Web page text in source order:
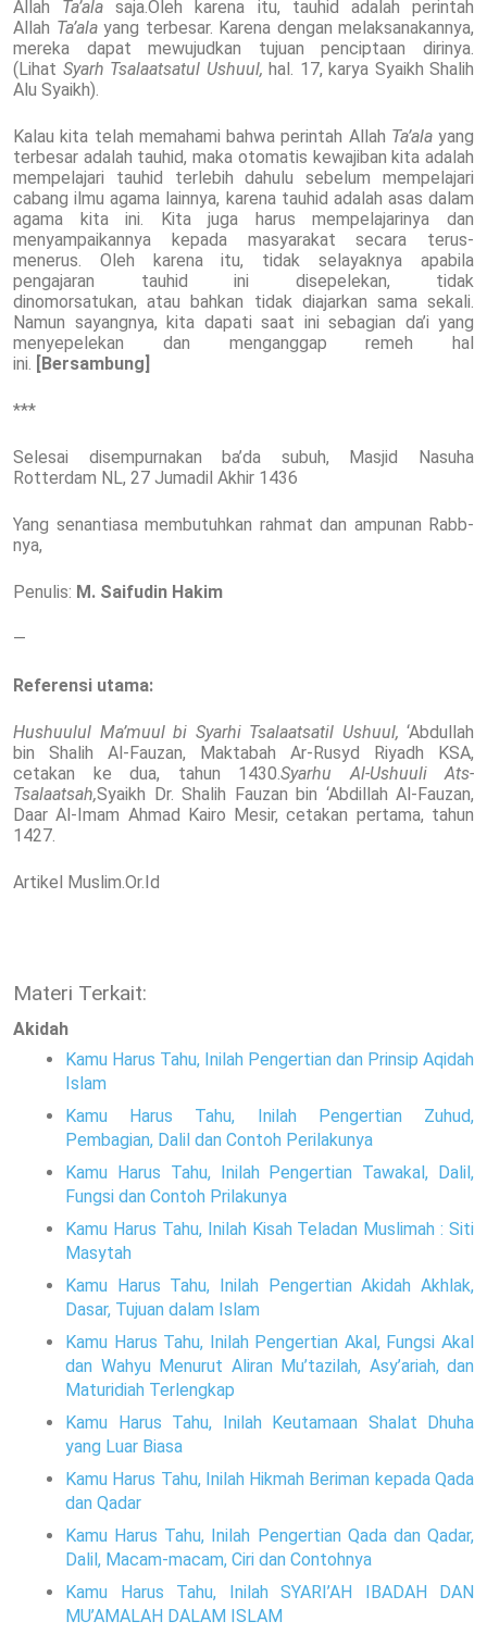
Allah Ta’alasaja.Oleh karena itu, tauhid adalah perintah
Allah Ta’ala yang terbesar. Karena dengan melaksanakannya,
mereka dapat mewujudkan tujuan penciptaan dirinya.
(Lihat Syarh Tsalaatsatul Ushuul, hal. 17, karya Syaikh Shalih
Alu Syaikh).
Kalau kita telah memahami bahwa perintah Allah Ta’ala yang
terbesar adalah tauhid, maka otomatis kewajiban kita adalah
mempelajari tauhid terlebih dahulu sebelum mempelajari
cabang ilmu agama lainnya, karena tauhid adalah asas dalam
agama kita ini. Kita juga harus mempelajarinya dan
menyampaikannya kepada masyarakat secara terus-
menerus. Oleh karena itu, tidak selayaknya apabila
pengajaran tauhid ini disepelekan, tidak
dinomorsatukan, atau bahkan tidak diajarkan sama sekali.
Namun sayangnya, kita dapati saat ini sebagian da’i yang
menyepelekan dan menganggap remeh hal
ini. [Bersambung]
***
Selesai disempurnakan ba’da subuh, Masjid Nasuha
Rotterdam NL, 27 Jumadil Akhir 1436
Yang senantiasa membutuhkan rahmat dan ampunan Rabb-
nya,
Penulis: M. Saifudin Hakim
—
Referensi utama:
Hushuulul Ma’muul bi Syarhi Tsalaatsatil Ushuul, ‘Abdullah
bin Shalih Al-Fauzan, Maktabah Ar-Rusyd Riyadh KSA,
cetakan ke dua, tahun 1430.Syarhu Al-Ushuuli Ats-
Tsalaatsah,Syaikh Dr. Shalih Fauzan bin ‘Abdillah Al-Fauzan,
Daar Al-Imam Ahmad Kairo Mesir, cetakan pertama, tahun
1427.
Artikel Muslim.Or.Id
Materi Terkait:
Akidah
Kamu Harus Tahu, Inilah Pengertian dan Prinsip Aqidah
Islam
Kamu Harus Tahu, Inilah Pengertian Zuhud,
Pembagian, Dalil dan Contoh Perilakunya
Kamu Harus Tahu, Inilah Pengertian Tawakal, Dalil,
Fungsi dan Contoh Prilakunya
Kamu Harus Tahu, Inilah Kisah Teladan Muslimah : Siti
Masytah
Kamu Harus Tahu, Inilah Pengertian Akidah Akhlak,
Dasar, Tujuan dalam Islam
Kamu Harus Tahu, Inilah Pengertian Akal, Fungsi Akal
dan Wahyu Menurut Aliran Mu’tazilah, Asy’ariah, dan
Maturidiah Terlengkap
Kamu Harus Tahu, Inilah Keutamaan Shalat Dhuha
yang Luar Biasa
Kamu Harus Tahu, Inilah Hikmah Beriman kepada Qada
dan Qadar
Kamu Harus Tahu, Inilah Pengertian Qada dan Qadar,
Dalil, Macam-macam, Ciri dan Contohnya
Kamu Harus Tahu, Inilah SYARI’AH IBADAH DAN
MU’AMALAH DALAM ISLAM